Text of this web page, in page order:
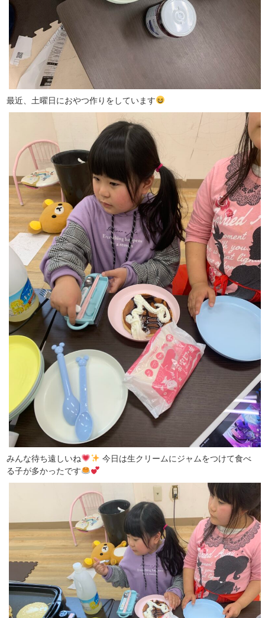
最近、土曜日におやつ作りをしています
みんな待ち遠しいね
今日は生クリームにジャムをつけて食べ
る子が多かったです